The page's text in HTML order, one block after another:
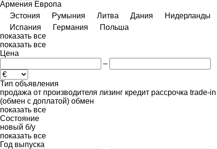
Армения Европа
Эстония
Румыния Литва Дания
Нидерланды
Испания
Германия
Польша
показать все
показать все
Цена
–
Тип объявления
продажа от производителя лизинг кредит рассрочка trade-in
(обмен с доплатой) обмен
показать все
Состояние
новый б/у
показать все
Год выпуска